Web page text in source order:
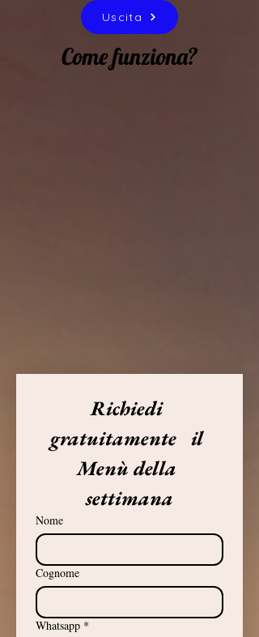
Uscita
Come funziona?
Richiedi
gratuitamente   il
Menù della
settimana
Nome
Cognome
Whatsapp *